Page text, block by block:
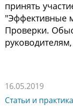
принять
"Эффективные
Проверки.
16.05.2019
Статьи и практика